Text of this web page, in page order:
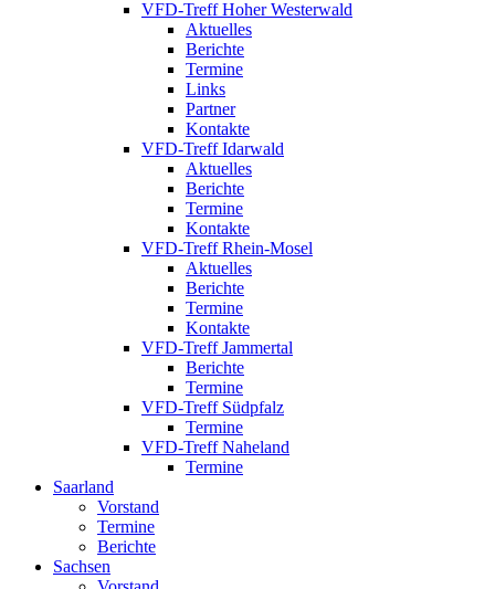
VFD-Treff Hoher Westerwald
Aktuelles
Berichte
Termine
Links
Partner
Kontakte
VFD-Treff Idarwald
Aktuelles
Berichte
Termine
Kontakte
VFD-Treff Rhein-Mosel
Aktuelles
Berichte
Termine
Kontakte
VFD-Treff Jammertal
Berichte
Termine
VFD-Treff Südpfalz
Termine
VFD-Treff Naheland
Termine
Saarland
Vorstand
Termine
Berichte
Sachsen